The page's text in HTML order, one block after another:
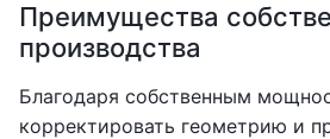
Преимущества
производства
Благодаря собственным
корректировать геометрию и